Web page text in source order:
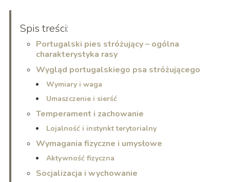
Spis treści:
Portugalski pies stróżujący – ogólna
charakterystyka rasy
Wygląd portugalskiego psa stróżującego
Wymiary i waga
Umaszczenie i sierść
Temperament i zachowanie
Lojalność i instynkt terytorialny
Wymagania fizyczne i umysłowe
Aktywność fizyczna
Socjalizacja i wychowanie